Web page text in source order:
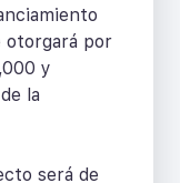
otorgará por
y
la
será de